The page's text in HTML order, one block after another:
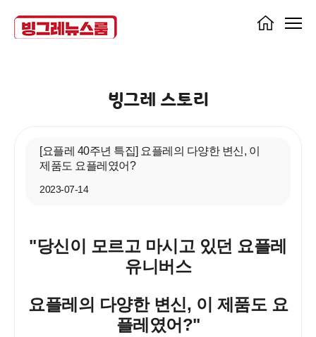
빙그레 스토리
[요플레 40주년 특집] 요플레의 다양한 변신, 이
제품도 요플레였어?
2023-07-14
"당신이 모르고 마시고 있던 요플레
유니버스
요플레의 다양한 변신, 이 제품도 요
플레였어?"